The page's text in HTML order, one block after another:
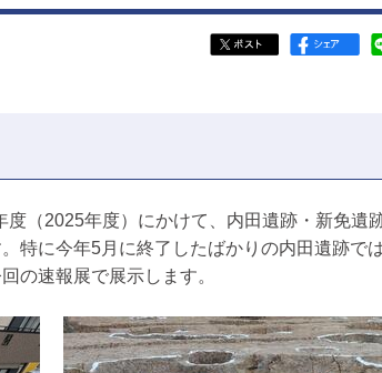
（2025年度）にかけて、内田遺跡・新免
特に今年5月に終了したばかりの内田遺跡
の速報展で展示します。